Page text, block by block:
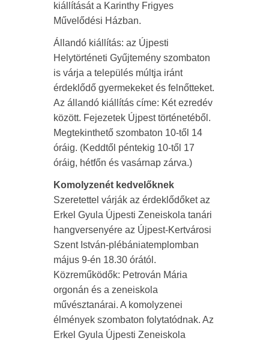
kiállítását a Karinthy Frigyes
Művelődési Házban.
Állandó kiállítás: az Újpesti
Helytörténeti Gyűjtemény szombaton
is várja a település múltja iránt
érdeklődő gyermekeket és felnőtteket.
Az állandó kiállítás címe: Két ezredév
között. Fejezetek Újpest történetéből.
Megtekinthető szombaton 10-től 14
óráig. (Keddtől péntekig 10-től 17
óráig, hétfőn és vasárnap zárva.)
Komolyzenét kedvelőknek
Szeretettel várják az érdeklődőket az
Erkel Gyula Újpesti Zeneiskola tanári
hangversenyére az Újpest-Kertvárosi
Szent István-plébániatemplomban
május 9-én 18.30 órától.
Közreműködők: Petrován Mária
orgonán és a zeneiskola
művésztanárai. A komolyzenei
élmények szombaton folytatódnak. Az
Erkel Gyula Újpesti Zeneiskola